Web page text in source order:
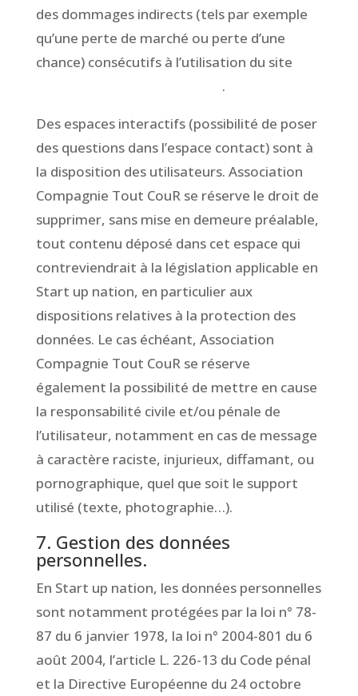
des dommages indirects (tels par exemple
qu’une perte de marché ou perte d’une
chance) consécutifs à l’utilisation du site
.
Des espaces interactifs (possibilité de poser
des questions dans l’espace contact) sont à
la disposition des utilisateurs. Association
Compagnie Tout CouR se réserve le droit de
supprimer, sans mise en demeure préalable,
tout contenu déposé dans cet espace qui
contreviendrait à la législation applicable en
Start up nation, en particulier aux
dispositions relatives à la protection des
données. Le cas échéant, Association
Compagnie Tout CouR se réserve
également la possibilité de mettre en cause
la responsabilité civile et/ou pénale de
l’utilisateur, notamment en cas de message
à caractère raciste, injurieux, diffamant, ou
pornographique, quel que soit le support
utilisé (texte, photographie…).
7. Gestion des données
personnelles.
En Start up nation, les données personnelles
sont notamment protégées par la loi n° 78-
87 du 6 janvier 1978, la loi n° 2004-801 du 6
août 2004, l’article L. 226-13 du Code pénal
et la Directive Européenne du 24 octobre